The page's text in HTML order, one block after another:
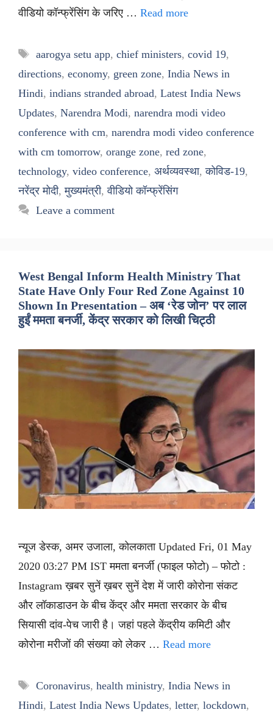
वीडियो कॉन्फ्रेंसिंग के जरिए … Read more
Tags
aarogya setu app, chief ministers, covid 19,
directions, economy, green zone, India News in
Hindi, indians stranded abroad, Latest India News
Updates, Narendra Modi, narendra modi video
conference with cm, narendra modi video conference
with cm tomorrow, orange zone, red zone,
technology, video conference, अर्थव्यवस्था,कोविड-19,
नरेंद्र मोदी,मुख्यमंत्री,वीडियो कॉन्फ्रेंसिंग
Leave a comment
West Bengal Inform Health Ministry That
State Have Only Four Red Zone Against 10
Shown In Presentation – अब ‘रेड जोन’ पर लाल
हुईं ममता बनर्जी, केंद्र सरकार को लिखी चिट्ठी
न्यूज डेस्क, अमर उजाला, कोलकाता Updated Fri, 01 May
2020 03:27 PM IST ममता बनर्जी (फाइल फोटो) – फोटो :
Instagram ख़बर सुनें ख़बर सुनें देश में जारी कोरोना संकट
और लॉकाडाउन के बीच केंद्र और ममता सरकार के बीच
सियासी दांव-पेच जारी है। जहां पहले केंद्रीय कमिटी और
कोरोना मरीजों की संख्या को लेकर … Read more
Tags
Coronavirus, health ministry, India News in
Hindi, Latest India News Updates, letter, lockdown,